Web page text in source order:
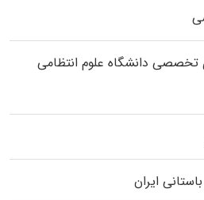
داﻧﺸﮕﺎه ﻋﻠﻮم انتظامی
ایران